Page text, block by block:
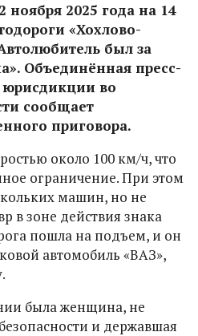
ноября 2025 года на 14
«Хохлово-
был за
Объединённая пресс-
во
сообщает
приговора.
около 100 км/ч, что
ограничение. При этом
машин, но не
в зоне действия знака
пошла на подъем, и он
автомобиль «ВАЗ»,
была женщина, не
и державшая